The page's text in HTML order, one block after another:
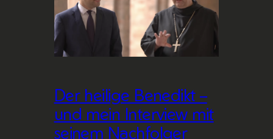
Der heilige Benedikt –
und mein Interview mit
seinem Nachfolger